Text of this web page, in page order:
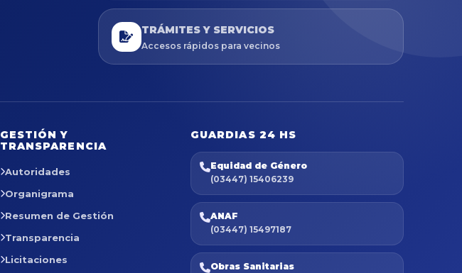
TRÁMITES Y SERVICIOS
Accesos rápidos para vecinos
GESTIÓN Y
TRANSPARENCIA
Autoridades
Organigrama
Resumen de Gestión
Transparencia
Licitaciones
GUARDIAS 24 HS
Equidad de Género
(03447) 15406239
ANAF
(03447) 15497187
Obras Sanitarias